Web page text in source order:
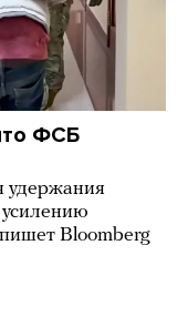
ФСБ
удержания
усилению
Bloomberg